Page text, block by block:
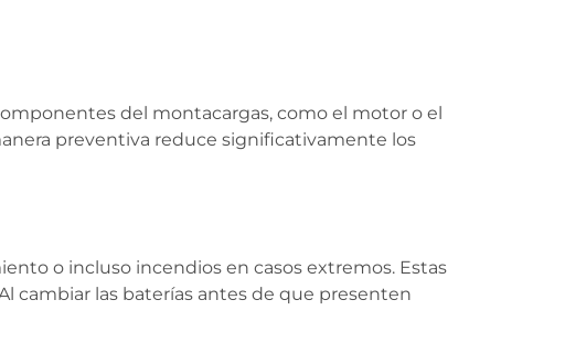
del montacargas, como el motor o el
preventiva reduce significativamente los
o incluso incendios en casos extremos. Estas
cambiar las baterías antes de que presenten